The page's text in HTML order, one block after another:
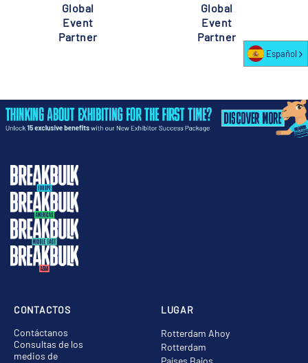
Global
Event
Partner
Global
Event
Partner
LUGAR
Rotterdam Ahoy
Rotterdam
Países Bajos
CONTACTOS
Contáctanos
Consultas de los
medios de
Español